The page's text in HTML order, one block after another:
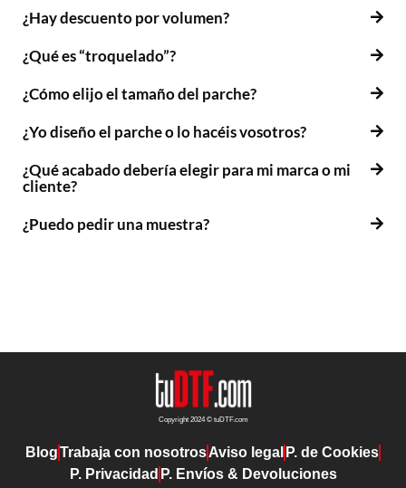
¿Hay descuento por volumen?
¿Qué es “troquelado”?
¿Cómo elijo el tamaño del parche?
¿Yo diseño el parche o lo hacéis vosotros?
¿Qué acabado debería elegir para mi marca o mi
cliente?
¿Puedo pedir una muestra?
Copyright 2024 © tuDTF.com
BlogTrabaja con nosotrosAviso legal P. de Cookies
P. Privacidad P. Envíos & Devoluciones